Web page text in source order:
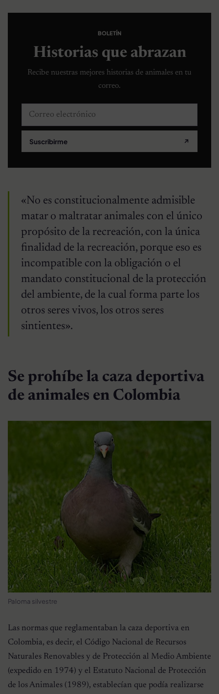
BOLETÍN
Historias que abrazan
Recibe nuestras mejores historias de animales en tu
correo.
Correo electrónico
Suscribirme ↗
«No es constitucionalmente admisible
matar o maltratar animales con el único
propósito de la recreación, con la única
finalidad de la recreación, porque eso es
incompatible con la obligación o el
mandato constitucional de la protección
del ambiente, de la cual forma parte los
otros seres vivos, los otros seres
sintientes».
Se prohíbe la caza deportiva
de animales en Colombia
Paloma silvestre
Las normas que reglamentaban la caza deportiva en
Colombia, es decir, el Código Nacional de Recursos
Naturales Renovables y de Protección al Medio Ambiente
(expedido en 1974) y el Estatuto Nacional de Protección
de los Animales (1989), establecían que podía realizarse